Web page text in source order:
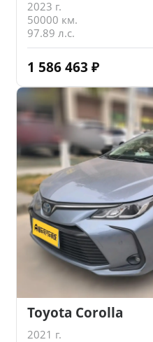
2023 г.
50000 км.
97.89 л.с.
1 586 463 ₽
Toyota Corolla
2021 г.